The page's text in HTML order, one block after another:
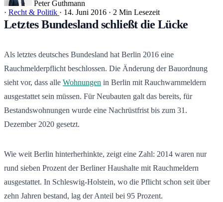
Peter Guthmann
· Recht & Politik · 14. Juni 2016 · 2 Min Lesezeit
Letztes Bundesland schließt die Lücke
Als letztes deutsches Bundesland hat Berlin 2016 eine
Rauchmelderpflicht beschlossen. Die Änderung der Bauordnung
sieht vor, dass alle Wohnungen in Berlin mit Rauchwarnmeldern
ausgestattet sein müssen. Für Neubauten galt das bereits, für
Bestandswohnungen wurde eine Nachrüstfrist bis zum 31.
Dezember 2020 gesetzt.
Wie weit Berlin hinterherhinkte, zeigt eine Zahl: 2014 waren nur
rund sieben Prozent der Berliner Haushalte mit Rauchmeldern
ausgestattet. In Schleswig-Holstein, wo die Pflicht schon seit über
zehn Jahren bestand, lag der Anteil bei 95 Prozent.